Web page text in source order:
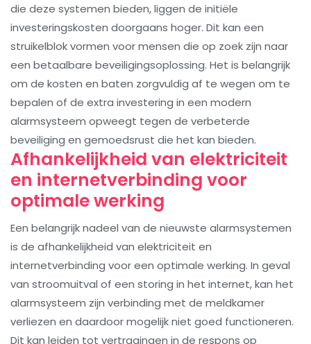
die deze systemen bieden, liggen de initiële
investeringskosten doorgaans hoger. Dit kan een
struikelblok vormen voor mensen die op zoek zijn naar
een betaalbare beveiligingsoplossing. Het is belangrijk
om de kosten en baten zorgvuldig af te wegen om te
bepalen of de extra investering in een modern
alarmsysteem opweegt tegen de verbeterde
beveiliging en gemoedsrust die het kan bieden.
Afhankelijkheid van elektriciteit
en internetverbinding voor
optimale werking
Een belangrijk nadeel van de nieuwste alarmsystemen
is de afhankelijkheid van elektriciteit en
internetverbinding voor een optimale werking. In geval
van stroomuitval of een storing in het internet, kan het
alarmsysteem zijn verbinding met de meldkamer
verliezen en daardoor mogelijk niet goed functioneren.
Dit kan leiden tot vertragingen in de respons op